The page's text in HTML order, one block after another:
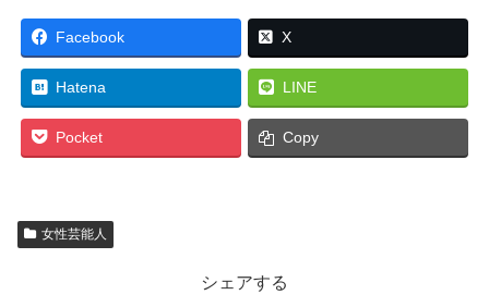
Facebook X
Hatena LINE
Pocket Copy
女性芸能人
シェアする